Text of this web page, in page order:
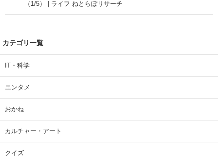
（1/5） | ライフ ねとらぼリサーチ
カテゴリ一覧
IT・科学
エンタメ
おかね
カルチャー・アート
クイズ